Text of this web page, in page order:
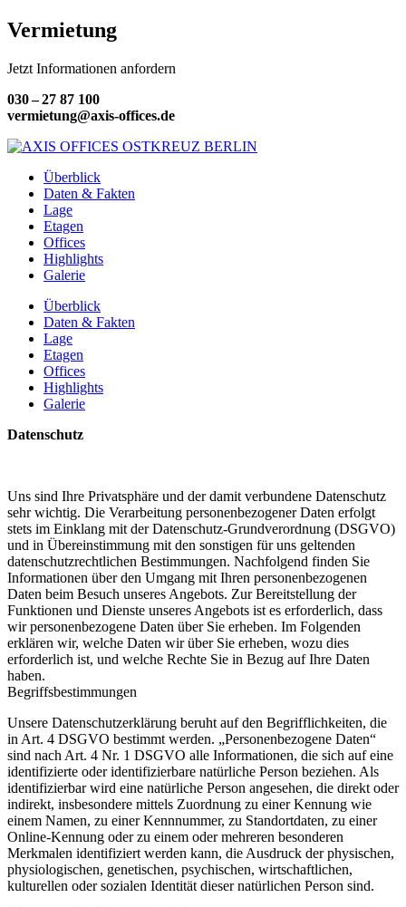
Vermietung
Jetzt Informationen anfordern
030 – 27 87 100
vermietung@axis-offices.de
Überblick
Daten & Fakten
Lage
Etagen
Offices
Highlights
Galerie
Überblick
Daten & Fakten
Lage
Etagen
Offices
Highlights
Galerie
Datenschutz
Uns sind Ihre Privatsphäre und der damit verbundene Datenschutz
sehr wichtig. Die Verarbeitung personenbezogener Daten erfolgt
stets im Einklang mit der Datenschutz-Grundverordnung (DSGVO)
und in Übereinstimmung mit den sonstigen für uns geltenden
datenschutzrechtlichen Bestimmungen. Nachfolgend finden Sie
Informationen über den Umgang mit Ihren personenbezogenen
Daten beim Besuch unseres Angebots. Zur Bereitstellung der
Funktionen und Dienste unseres Angebots ist es erforderlich, dass
wir personenbezogene Daten über Sie erheben. Im Folgenden
erklären wir, welche Daten wir über Sie erheben, wozu dies
erforderlich ist, und welche Rechte Sie in Bezug auf Ihre Daten
haben.
Begriffsbestimmungen
Unsere Datenschutzerklärung beruht auf den Begrifflichkeiten, die
in Art. 4 DSGVO bestimmt werden. „Personenbezogene Daten“
sind nach Art. 4 Nr. 1 DSGVO alle Informationen, die sich auf eine
identifizierte oder identifizierbare natürliche Person beziehen. Als
identifizierbar wird eine natürliche Person angesehen, die direkt oder
indirekt, insbesondere mittels Zuordnung zu einer Kennung wie
einem Namen, zu einer Kennnummer, zu Standortdaten, zu einer
Online-Kennung oder zu einem oder mehreren besonderen
Merkmalen identifiziert werden kann, die Ausdruck der physischen,
physiologischen, genetischen, psychischen, wirtschaftlichen,
kulturellen oder sozialen Identität dieser natürlichen Person sind.